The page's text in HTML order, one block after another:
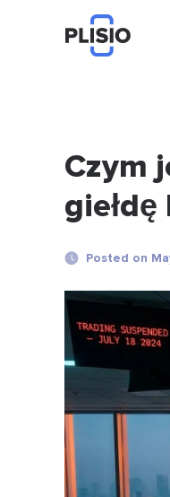
Czym
Posted on